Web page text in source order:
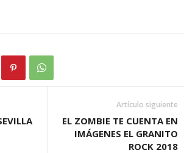
Artículo siguiente
EL ZOMBIE TE CUENTA EN
IMÁGENES EL GRANITO
ROCK 2018